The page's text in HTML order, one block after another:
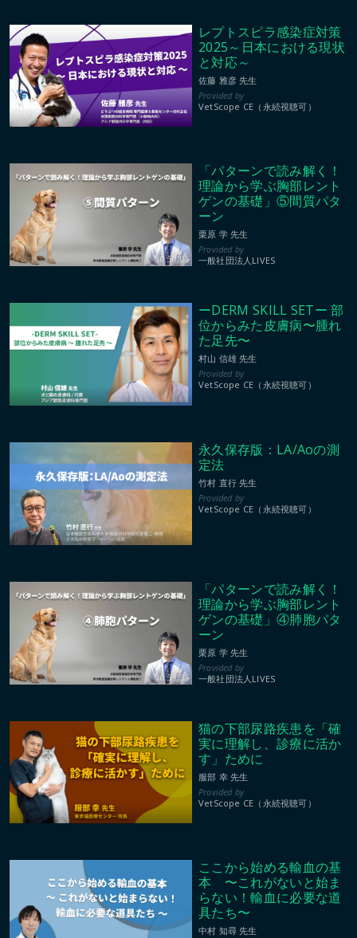
レプトスピラ感染症対策
2025～日本における現状
と対応～
佐藤 雅彦 先生
VetScope CE（永続視聴可）
00:50:05
「パターンで読み解く！
理論から学ぶ胸部レント
ゲンの基礎」⑤間質パタ
ーン
栗原 学 先生
一般社団法人LIVES
ーDERM SKILL SETー 部
位からみた皮膚病〜腫れ
た足先〜
村山 信雄 先生
VetScope CE（永続視聴可）
永久保存版：LA/Aoの測
定法
竹村 直行 先生
VetScope CE（永続視聴可）
00:55:35
「パターンで読み解く！
理論から学ぶ胸部レント
ゲンの基礎」④肺胞パタ
ーン
栗原 学 先生
一般社団法人LIVES
猫の下部尿路疾患を「確
実に理解し、診療に活か
す」ために
服部 幸 先生
VetScope CE（永続視聴可）
ここから始める輸血の基
本 〜これがないと始ま
らない！輸血に必要な道
具たち〜
中村 知尋 先生